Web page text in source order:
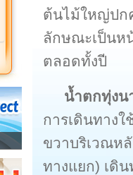
ต้นไม้ใหญ่ปก
ลักษณะเป็นห
ตลอดทั้งปี
น้ำตกทุ่งน
การเดินทาง
ขวาบริเวณห
ทางแยก) เดิ